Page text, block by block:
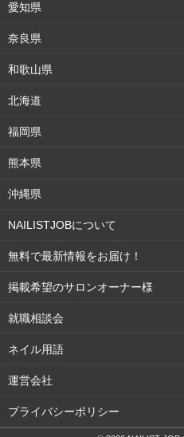
愛知県
奈良県
和歌山県
北海道
福岡県
熊本県
沖縄県
NAILISTJOBについて
無料で最新情報をお届け！
掲載希望のサロンオーナー様
就職相談会
ネイル用語
運営会社
プライバシーポリシー